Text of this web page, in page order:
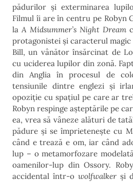
pădurilor și exterminarea
Filmul îi are în centru pe Robyn
la A Midsummer’s Night Dream
protagonistei și caracterul
Bill, un vânător însărcinat de
cu uciderea lupilor din zonă.
din Anglia în procesul de
tensiunile dintre englezi și
opoziție cu spațiul pe care ar
Robyn respinge așteptările pe
ea, vrea să vâneze alături de
pădure și se împrietenește cu
când e trează e om, iar când
lup – o metamorfozare
oamenilor-lup din Ossory.
accidental într-o wolfwalker și